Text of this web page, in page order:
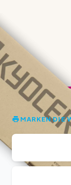
MARKEN DIE